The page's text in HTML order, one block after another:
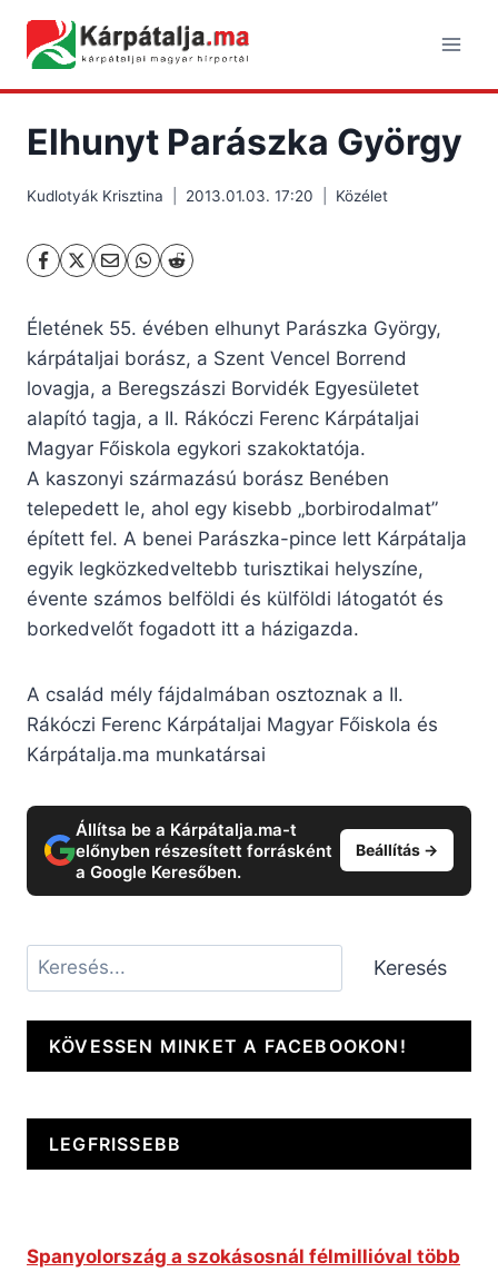
content
Elhunyt Parászka György
Kudlotyák Krisztina 2013.01.03. 17:20 Közélet
Életének 55. évében elhunyt Parászka György,
kárpátaljai borász, a Szent Vencel Borrend
lovagja, a Beregszászi Borvidék Egyesületet
alapító tagja, a II. Rákóczi Ferenc Kárpátaljai
Magyar Főiskola egykori szakoktatója.
A kaszonyi származású borász Benében
telepedett le, ahol egy kisebb „borbirodalmat”
épített fel. A benei Parászka-pince lett Kárpátalja
egyik legközkedveltebb turisztikai helyszíne,
évente számos belföldi és külföldi látogatót és
borkedvelőt fogadott itt a házigazda.
A család mély fájdalmában osztoznak a II.
Rákóczi Ferenc Kárpátaljai Magyar Főiskola és
Kárpátalja.ma munkatársai
Állítsa be a Kárpátalja.ma-t
előnyben részesített forrásként
a Google Keresőben.
Beállítás →
Keresés Keresés
KÖVESSEN MINKET A FACEBOOKON!
LEGFRISSEBB
Spanyolország a szokásosnál félmillióval több